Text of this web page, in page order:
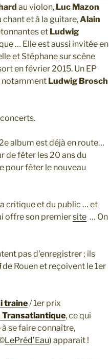
au violon, Luc Mazon
chant et à la guitare,Alain
et Ludwig
… Elle est aussi invitée en
et Stéphane sur scène
en février 2015. Un EP
notamment Ludwig Brosch
album est déjà en route…
de fêter les 20 ans du
pour fêter le nouveau
critique et du public … et
offre son premiersite … On
pas d’enregistrer ; ils
de Rouen et reçoivent le 1er
traine/ 1er prix
Transatlantique, ce qui
se faire connaître,
LePréd’Eau) apparait !